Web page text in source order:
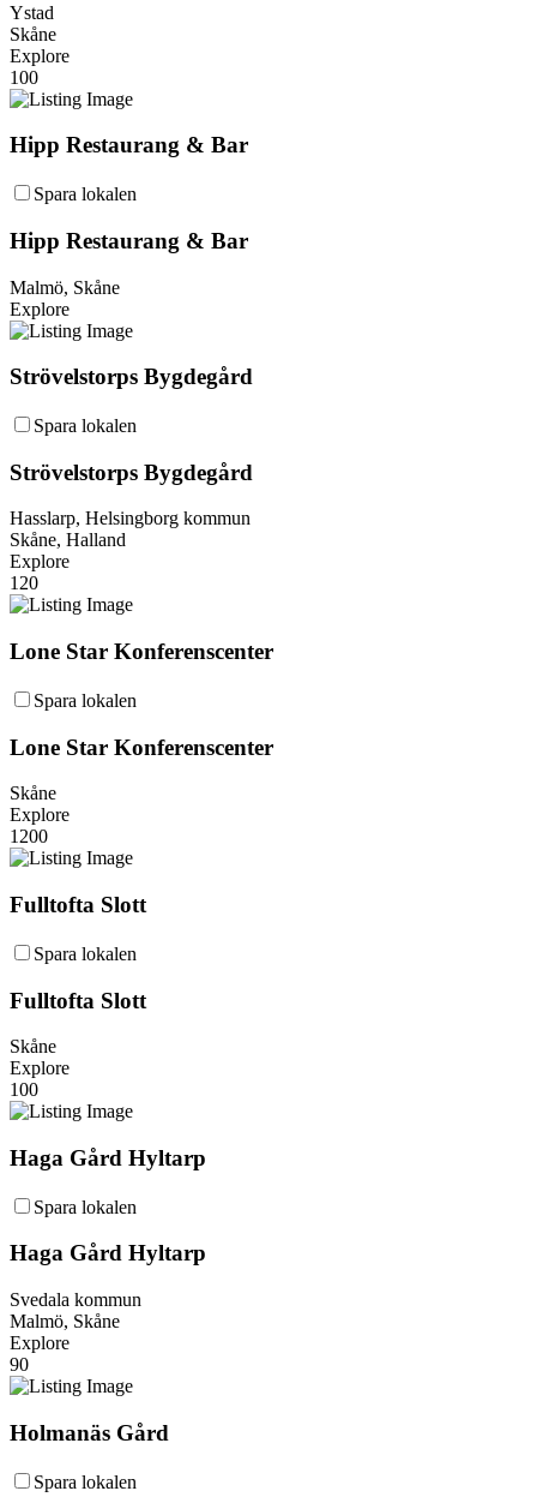
Ystad
Skåne
Explore
100
Hipp Restaurang & Bar
Spara lokalen
Hipp Restaurang & Bar
Malmö, Skåne
Explore
Strövelstorps Bygdegård
Spara lokalen
Strövelstorps Bygdegård
Hasslarp, Helsingborg kommun
Skåne, Halland
Explore
120
Lone Star Konferenscenter
Spara lokalen
Lone Star Konferenscenter
Skåne
Explore
1200
Fulltofta Slott
Spara lokalen
Fulltofta Slott
Skåne
Explore
100
Haga Gård Hyltarp
Spara lokalen
Haga Gård Hyltarp
Svedala kommun
Malmö, Skåne
Explore
90
Holmanäs Gård
Spara lokalen